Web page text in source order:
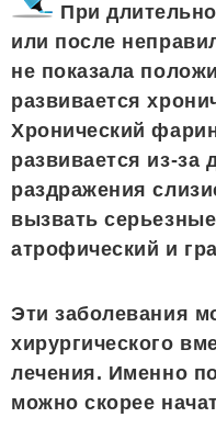
При
или после
не показала
развивается
Хронический
развивается из-за
раздражения
вызвать
атрофический и
Эти заболевания
хирургического
лечения. Именно
можно скорее